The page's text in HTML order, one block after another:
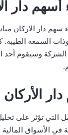
دار
سهم دار الاركان
السمعة
وسيقوم أحد
الأركان
التي تؤثر على
في الأسواق